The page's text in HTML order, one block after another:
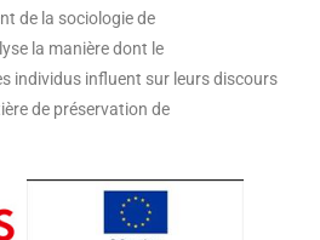
de la sociologie de
la manière dont le
individus influent sur leurs discours
de préservation de